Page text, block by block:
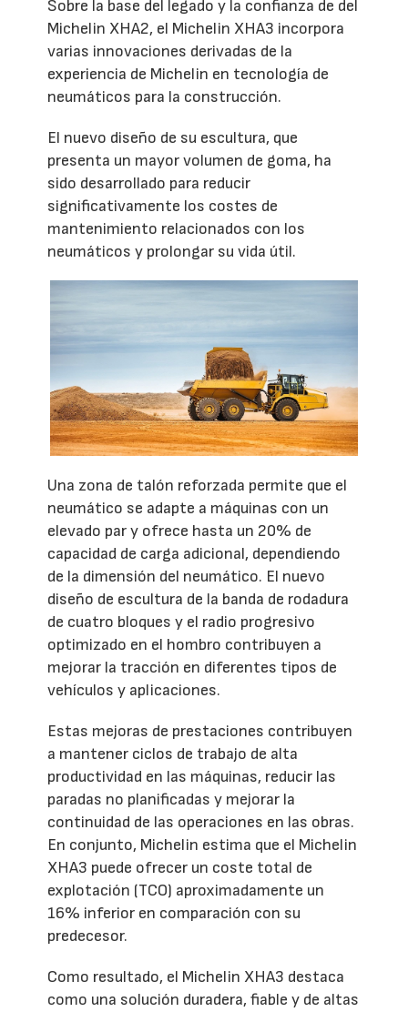
Sobre la base del legado y la confianza de del
Michelin XHA2, el Michelin XHA3 incorpora
varias innovaciones derivadas de la
experiencia de Michelin en tecnología de
neumáticos para la construcción.
El nuevo diseño de su escultura, que
presenta un mayor volumen de goma, ha
sido desarrollado para reducir
significativamente los costes de
mantenimiento relacionados con los
neumáticos y prolongar su vida útil.
Una zona de talón reforzada permite que el
neumático se adapte a máquinas con un
elevado par y ofrece hasta un 20% de
capacidad de carga adicional, dependiendo
de la dimensión del neumático. El nuevo
diseño de escultura de la banda de rodadura
de cuatro bloques y el radio progresivo
optimizado en el hombro contribuyen a
mejorar la tracción en diferentes tipos de
vehículos y aplicaciones.
Estas mejoras de prestaciones contribuyen
a mantener ciclos de trabajo de alta
productividad en las máquinas, reducir las
paradas no planificadas y mejorar la
continuidad de las operaciones en las obras.
En conjunto, Michelin estima que el Michelin
XHA3 puede ofrecer un coste total de
explotación (TCO) aproximadamente un
16% inferior en comparación con su
predecesor.
Como resultado, el Michelin XHA3 destaca
como una solución duradera, fiable y de altas